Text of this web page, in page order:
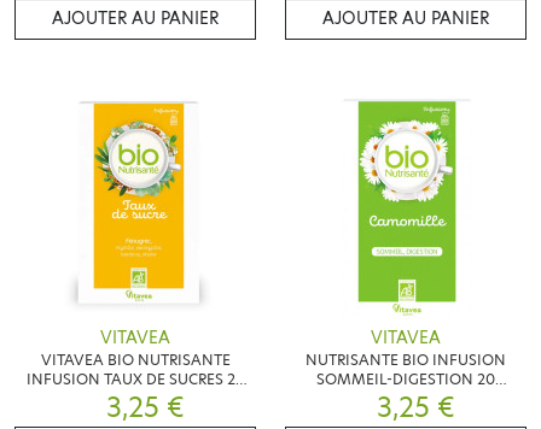
AJOUTER AU PANIER AJOUTER AU PANIER
VITAVEA
VITAVEA BIO NUTRISANTE
INFUSION TAUX DE SUCRES 20
SACHETS
3,25 €
VITAVEA
NUTRISANTE BIO INFUSION
SOMMEIL-DIGESTION 20
SACHETS
3,25 €